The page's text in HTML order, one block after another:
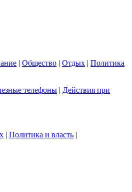
| Общество | Отдых | Политика
телефоны | Действия при
| Политика и власть |